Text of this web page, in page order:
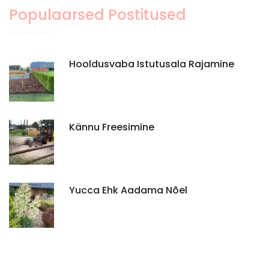
Populaarsed Postitused
Hooldusvaba Istutusala Rajamine
Kännu Freesimine
Yucca Ehk Aadama Nõel